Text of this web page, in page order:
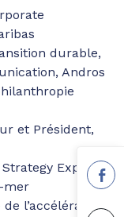
durable,
Andros
et Président,
Strategy Expert
mer
de l’accélérateur